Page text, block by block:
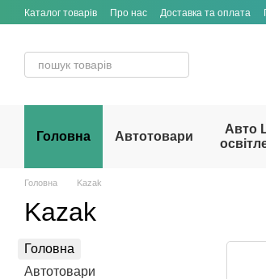
Перейти до основного контенту
Каталог товарів Про нас Доставка та оплата
Головна Автотовари
Авто
Головна Kazak
Kazak
Головна
Автотовари